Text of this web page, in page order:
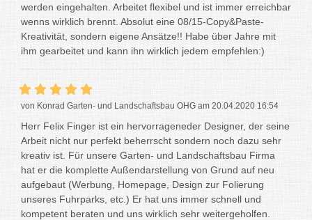
werden eingehalten. Arbeitet flexibel und ist immer erreichbar
wenns wirklich brennt. Absolut eine 08/15-Copy&Paste-
Kreativität, sondern eigene Ansätze!! Habe über Jahre mit
ihm gearbeitet und kann ihn wirklich jedem empfehlen:)
von Konrad Garten- und Landschaftsbau OHG am 20.04.2020 16:54
Herr Felix Finger ist ein hervorrageneder Designer, der seine
Arbeit nicht nur perfekt beherrscht sondern noch dazu sehr
kreativ ist. Für unsere Garten- und Landschaftsbau Firma
hat er die komplette Außendarstellung von Grund auf neu
aufgebaut (Werbung, Homepage, Design zur Folierung
unseres Fuhrparks, etc.) Er hat uns immer schnell und
kompetent beraten und uns wirklich sehr weitergeholfen.